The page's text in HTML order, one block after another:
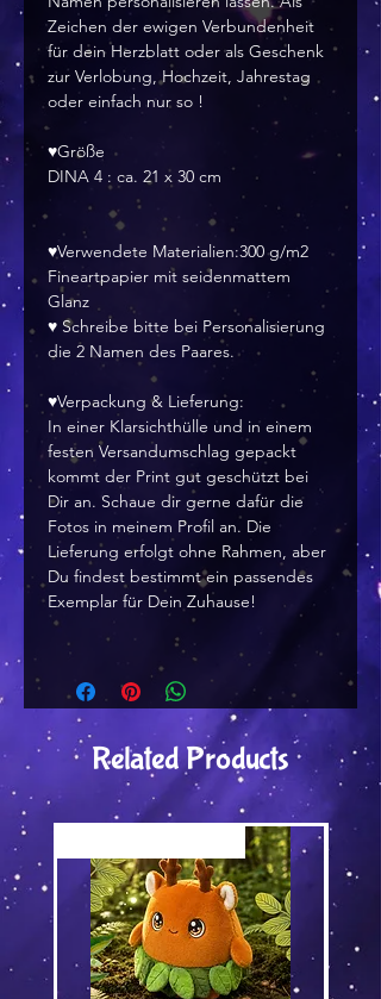
Zeichen der ewigen Verbundenheit
für dein Herzblatt oder als Geschenk
zur Verlobung, Hochzeit, Jahrestag
oder einfach nur so !
♥Größe
DINA 4 : ca. 21 x 30 cm
♥Verwendete Materialien:300 g/m2
Fineartpapier mit seidenmattem
Glanz
♥ Schreibe bitte bei Personalisierung
die 2 Namen des Paares.
♥Verpackung & Lieferung:
In einer Klarsichthülle und in einem
festen Versandumschlag gepackt
kommt der Print gut geschützt bei
Dir an. Schaue dir gerne dafür die
Fotos in meinem Profil an. Die
Lieferung erfolgt ohne Rahmen, aber
Du findest bestimmt ein passendes
Exemplar für Dein Zuhause!
Related Products